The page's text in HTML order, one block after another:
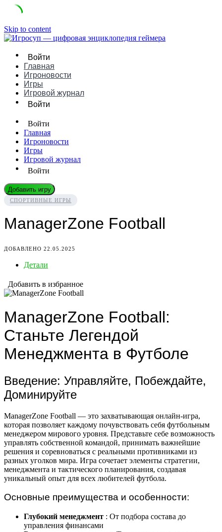
Skip to content
Войти
Главная
Игроновости
Игры
Игровой журнал
Войти
Войти
Главная
Игроновости
Игры
Игровой журнал
Войти
Добавить игру
СПОРТИВНЫЕ ИГРЫ
ManagerZone Football
ДОБАВЛЕНО 22.05.2025
Детали
Добавить в избранное
ManagerZone Football:
Станьте Легендой
Менеджмента в Футболе
Введение: Управляйте, Побеждайте,
Доминируйте
ManagerZone Football — это захватывающая онлайн-игра,
которая позволяет каждому почувствовать себя футбольным
менеджером мирового уровня. Представьте себе возможность
управлять собственной командой, принимать важнейшие
решения и соревноваться с реальными противниками из
разных уголков мира. Игра сочетает элементы стратегии,
менеджмента и тактического планирования, создавая
уникальный опыт для всех любителей футбола.
Основные преимущества и особенности:
Глубокий менеджмент : От подбора состава до
управления финансами